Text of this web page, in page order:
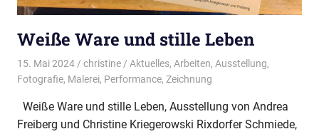
Weiße Ware und stille Leben
15. Mai 2024 christine Aktuelles, Arbeiten, Ausstellung,
Fotografie, Malerei, Performance, Zeichnung
Weiße Ware und stille Leben, Ausstellung von Andrea
Freiberg und Christine Kriegerowski Rixdorfer Schmiede,